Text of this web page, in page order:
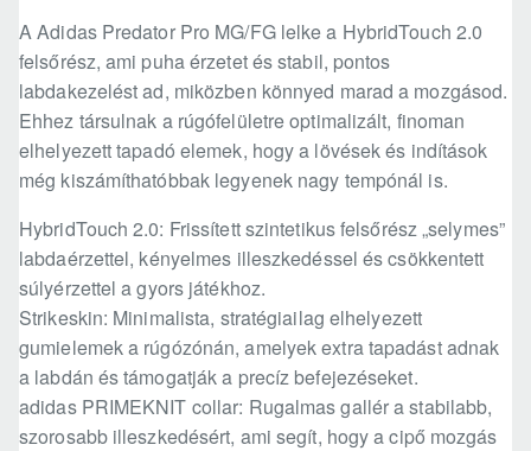
A Adidas Predator Pro MG/FG lelke a HybridTouch 2.0
felsőrész, ami puha érzetet és stabil, pontos
labdakezelést ad, miközben könnyed marad a mozgásod.
Ehhez társulnak a rúgófelületre optimalizált, finoman
elhelyezett tapadó elemek, hogy a lövések és indítások
még kiszámíthatóbbak legyenek nagy tempónál is.
HybridTouch 2.0: Frissített szintetikus felsőrész „selymes”
labdaérzettel, kényelmes illeszkedéssel és csökkentett
súlyérzettel a gyors játékhoz.
Strikeskin: Minimalista, stratégiailag elhelyezett
gumielemek a rúgózónán, amelyek extra tapadást adnak
a labdán és támogatják a precíz befejezéseket.
adidas PRIMEKNIT collar: Rugalmas gallér a stabilabb,
szorosabb illeszkedésért, ami segít, hogy a cipő mozgás